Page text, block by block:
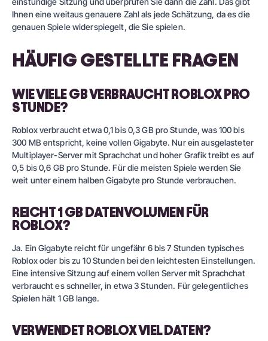
Ihnen eine weitaus genauere Zahl als jede Schätzung, da es die
genauen Spiele widerspiegelt, die Sie spielen.
HÄUFIG GESTELLTE FRAGEN
WIE VIELE GB VERBRAUCHT ROBLOX PRO
STUNDE?
Roblox verbraucht etwa 0,1 bis 0,3 GB pro Stunde, was 100 bis
300 MB entspricht, keine vollen Gigabyte. Nur ein ausgelasteter
Multiplayer-Server mit Sprachchat und hoher Grafik treibt es auf
0,5 bis 0,6 GB pro Stunde. Für die meisten Spiele werden Sie
weit unter einem halben Gigabyte pro Stunde verbrauchen.
REICHT 1 GB DATENVOLUMEN FÜR
ROBLOX?
Ja. Ein Gigabyte reicht für ungefähr 6 bis 7 Stunden typisches
Roblox oder bis zu 10 Stunden bei den leichtesten Einstellungen.
Eine intensive Sitzung auf einem vollen Server mit Sprachchat
verbraucht es schneller, in etwa 3 Stunden. Für gelegentliches
Spielen hält 1 GB lange.
VERWENDET ROBLOX VIEL DATEN?